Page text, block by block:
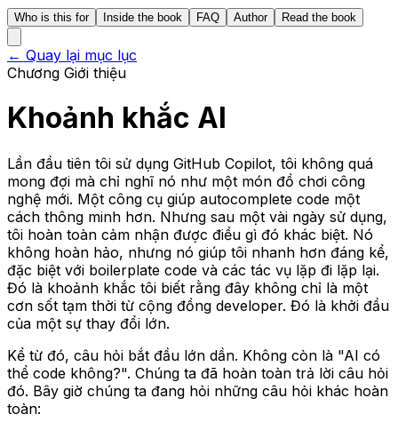
Who is this for Inside the book FAQ Author Read the book
← Quay lại mục lục
Chương Giới thiệu
Khoảnh khắc AI
Lần đầu tiên tôi sử dụng GitHub Copilot, tôi không quá
mong đợi mà chỉ nghĩ nó như một món đồ chơi công
nghệ mới. Một công cụ giúp autocomplete code một
cách thông minh hơn. Nhưng sau một vài ngày sử dụng,
tôi hoàn toàn cảm nhận được điều gì đó khác biệt. Nó
không hoàn hảo, nhưng nó giúp tôi nhanh hơn đáng kể,
đặc biệt với boilerplate code và các tác vụ lặp đi lặp lại.
Đó là khoảnh khắc tôi biết rằng đây không chỉ là một
cơn sốt tạm thời từ cộng đồng developer. Đó là khởi đầu
của một sự thay đổi lớn.
Kể từ đó, câu hỏi bắt đầu lớn dần. Không còn là "AI có
thể code không?". Chúng ta đã hoàn toàn trả lời câu hỏi
đó. Bây giờ chúng ta đang hỏi những câu hỏi khác hoàn
toàn: